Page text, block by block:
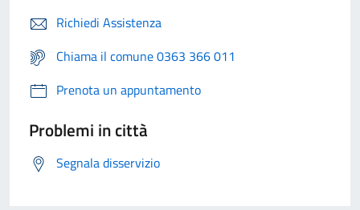
Richiedi Assistenza
Chiama il comune 0363 366 011
Prenota un appuntamento
Problemi in città
Segnala disservizio